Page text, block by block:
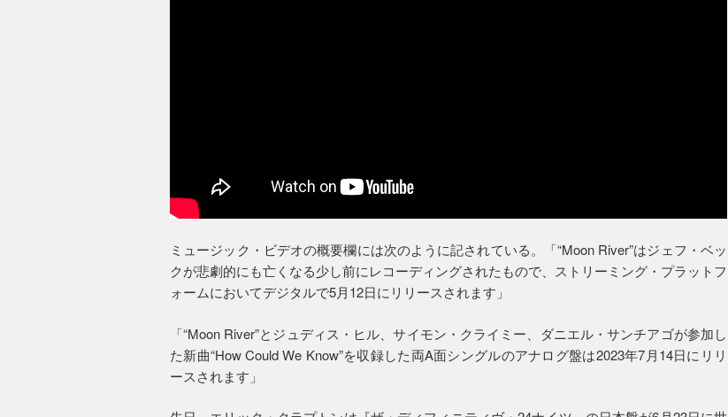
ミュージック・ビデオの概要欄には次のように記されている。「“Moon River”はジェフ・ベッ
クが悲劇的にも亡くなる少し前にレコーディングされたもので、ストリーミング・プラットフ
ォームにおいてデジタルで5月12日にリリースされます」
「“Moon River”とジュディス・ヒル、サイモン・クライミー、ダニエル・サンチアゴが参加し
た新曲“How Could We Know”を収録した両A面シングルのアナログ盤は2023年7月14日にリリ
ースされます」